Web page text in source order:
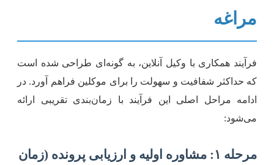
همکاری با وکیل آنلاین، به گونه‌ای طراحی شده است
حداکثر شفافیت و سهولت را برای موکلین فراهم آورد. در
مراحل اصلی این فرآیند با زمان‌بندی تقریبی ارائه
مرحله ۱: مشاوره اولیه و ارزیابی پرونده (زمان